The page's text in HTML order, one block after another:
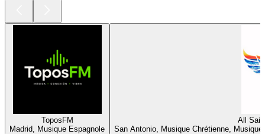
ToposFM
Madrid, Musique Espagnole
All
San Antonio, Musique Chrétienne,